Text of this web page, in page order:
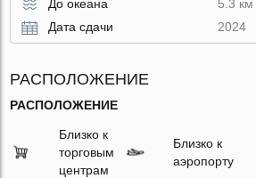
До океана
5.3 км
Дата сдачи
2024
РАСПОЛОЖЕНИЕ
РАСПОЛОЖЕНИЕ
Близко к
торговым
центрам
Близко к
аэропорту